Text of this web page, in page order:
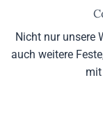
Nicht nur unsere
auch weitere
mit